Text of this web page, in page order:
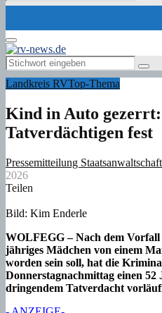
Primary
Menu
Search
for:
Landkreis RVTop-Thema
Kind in Auto
Tatverdächtigen fest
Pressemitteilung
2026
Teilen
Bild: Kim Enderle
WOLFEGG – Nach dem Vorfall
jähriges Mädchen von einem
worden sein soll, hat die
Donnerstagnachmittag einen
dringendem Tatverdacht